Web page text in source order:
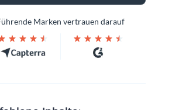
Marken vertrauen darauf